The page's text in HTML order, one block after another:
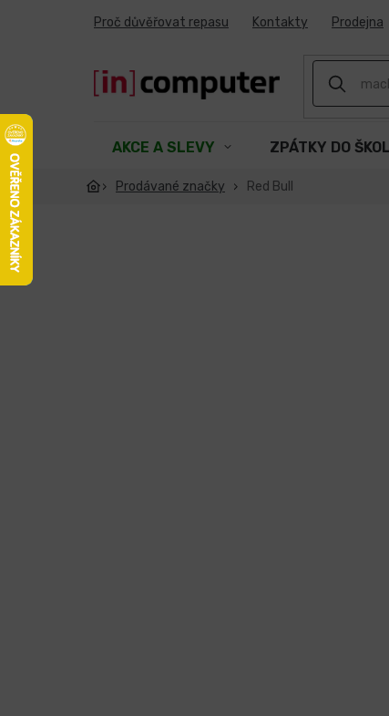
Proč důvěřovat repasu Kontakty Prodejna
AKCE A SLEVY ZPÁTKY DO
Prodávané značky Red Bull